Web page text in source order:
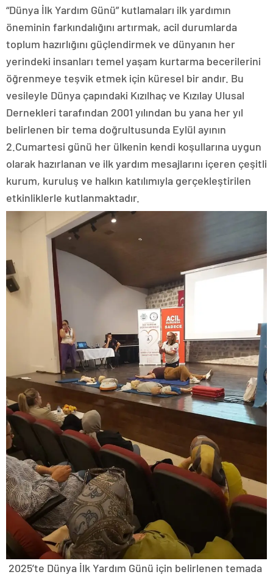
“Dünya İlk Yardım Günü” kutlamaları ilk yardımın
öneminin farkındalığını artırmak, acil durumlarda
toplum hazırlığını güçlendirmek ve dünyanın her
yerindeki insanları temel yaşam kurtarma becerilerini
öğrenmeye teşvik etmek için küresel bir andır. Bu
vesileyle Dünya çapındaki Kızılhaç ve Kızılay Ulusal
Dernekleri tarafından 2001 yılından bu yana her yıl
belirlenen bir tema doğrultusunda Eylül ayının
2.Cumartesi günü her ülkenin kendi koşullarına uygun
olarak hazırlanan ve ilk yardım mesajlarını içeren çeşitli
kurum, kuruluş ve halkın katılımıyla gerçekleştirilen
etkinliklerle kutlanmaktadır.
2025’te Dünya İlk Yardım Günü için belirlenen temada